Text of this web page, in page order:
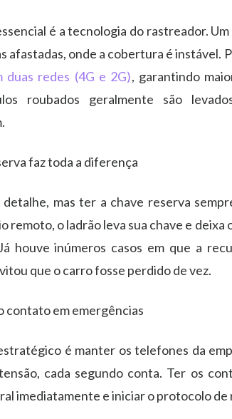
é a tecnologia do rastreador.
afastadas, onde a cobertura é instável.
duas redes (4G e 2G), garantindo
roubados geralmente são
faz toda a diferença
mas ter a chave reserva
remoto, o ladrão leva sua chave e
houve inúmeros casos em que a
que o carro fosse perdido de vez.
contato em emergências
é manter ostelefones da
cada segundo conta. Ter os
imediatamente e iniciar o protocolo